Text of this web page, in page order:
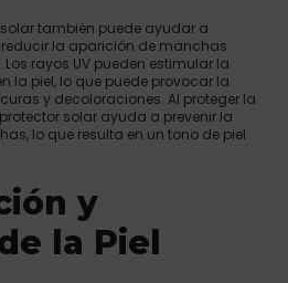
también puede ayudar a
reducir la aparición de manchas
rayos UV pueden estimular la
la piel, lo que puede provocar la
y decoloraciones. Al proteger la
solar ayuda a prevenir la
lo que resulta en un tono de piel
y
la Piel